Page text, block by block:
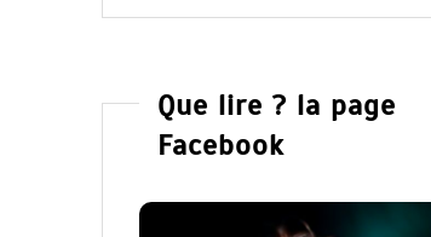
Que lire ? la page
Facebook